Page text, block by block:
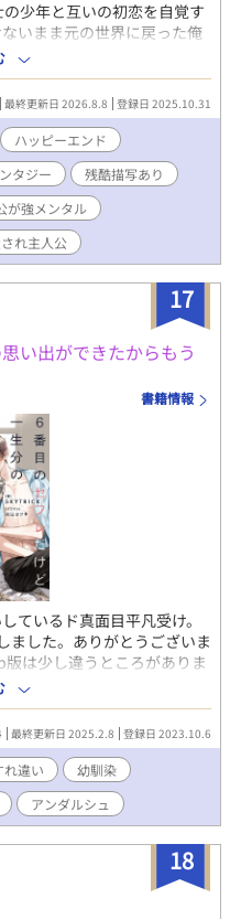
少年と互いの初恋を自覚す
いまま元の世界に戻った俺
へ向かう。 しかし再度辿り
のままで、少年騎士は立派
第一部 ------【単行本サイズ
かなか真実に辿り着けない
の中で、互いに相手を想い
れもだファンタジーBLで
CPがくっつくまでを読み
方用のエピローグをご用意
す。 第二部 ------【5巻
みたい』という方と 『い
』という方には ここからが
の救済を目指します。 7巻
参戦します。 激重感情を抱
さえいればいい』共依存の
て何が違うの!?』と初恋に
る資格はない』と死を望む
叫ぶ男、 不憫な子を不埒な
間にか本気になっていた二
実な男と、ゆるい態度で接
い男、等 新たな属性のCP達
傾向としては、じれじれと
めです。 笑いあり涙ありバ
エンドな盛り沢山エンタメ
でいただけると嬉しいです
束、陵辱、媚薬、リバ、TS
イトルに*が、未満だけどそ
ついています。 戦闘等で
血注意でお願いします。
最終更新日 2026.8.8 登録日 2025.10.31
ハッピーエンド
タジー
残酷描写あり
が強メンタル
れ主人公
17
い出ができたからもう
書籍情報
ているド真面目平凡受け。
した。ありがとうございま
は少し違うところがありま
、是非ご覧いただけると嬉
れる幸平は、子供の頃から
幸平とは真逆の人間だ。美
抱かれる煌びやかな人。中
いた幸平だが、途中から彼
スが陽太の身体に刻まれ
った陽太。高校もたまたま
受けながらもにこやかな態
次元のモテを発揮していた。
機会は滅多にない。それで
。 大学は進路が分かれてい
た幸平は、幸運にも6人目の
最終更新日 2025.2.8 登録日 2023.10.6
れ違い
幼馴染
アンダルシュ
18